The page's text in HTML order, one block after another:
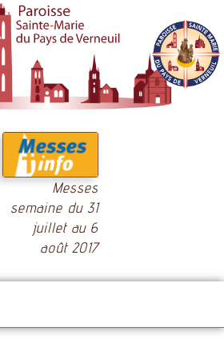
Messes
semaine du 31
juillet au 6
août 2017